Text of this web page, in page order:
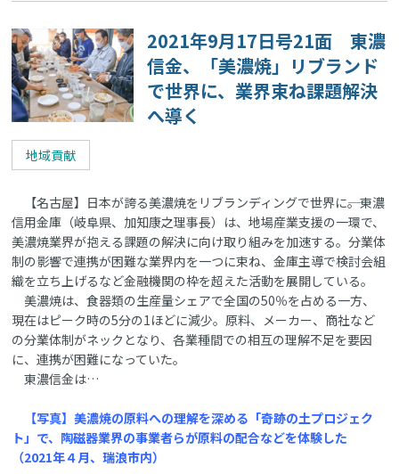
2021年9月17日号21面 東濃
信金、「美濃焼」リブランド
で世界に、業界束ね課題解決
へ導く
地域貢献
【名古屋】日本が誇る美濃焼をリブランディングで世界に――。東濃
信用金庫（岐阜県、加知康之理事長）は、地場産業支援の一環で、
美濃焼業界が抱える課題の解決に向け取り組みを加速する。分業体
制の影響で連携が困難な業界内を一つに束ね、金庫主導で検討会組
織を立ち上げるなど金融機関の枠を超えた活動を展開している。
美濃焼は、食器類の生産量シェアで全国の50％を占める一方、
現在はピーク時の5分の1ほどに減少。原料、メーカー、商社など
の分業体制がネックとなり、各業種間での相互の理解不足を要因
に、連携が困難になっていた。
東濃信金は…
【写真】美濃焼の原料への理解を深める「奇跡の土プロジェク
ト」で、陶磁器業界の事業者らが原料の配合などを体験した
（2021年４月、瑞浪市内）